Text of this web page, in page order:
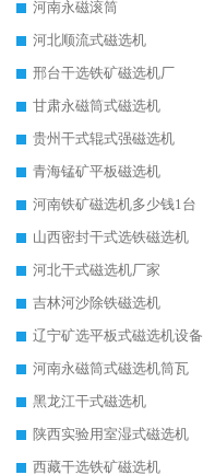
河南永磁滚筒
河北顺流式磁选机
邢台干选铁矿磁选机厂
甘肃永磁筒式磁选机
贵州干式辊式强磁选机
青海锰矿平板磁选机
河南铁矿磁选机多少钱1台
山西密封干式选铁磁选机
河北干式磁选机厂家
吉林河沙除铁磁选机
辽宁矿选平板式磁选机设备
河南永磁筒式磁选机筒瓦
黑龙江干式磁选机
陕西实验用室湿式磁选机
西藏干选铁矿磁选机